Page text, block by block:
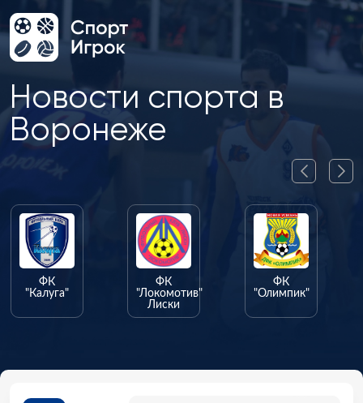
Новости спорта в
Воронеже
ФК
"Калуга"
ФК
"Локомотив"
Лиски
ФК
"Олимпик"